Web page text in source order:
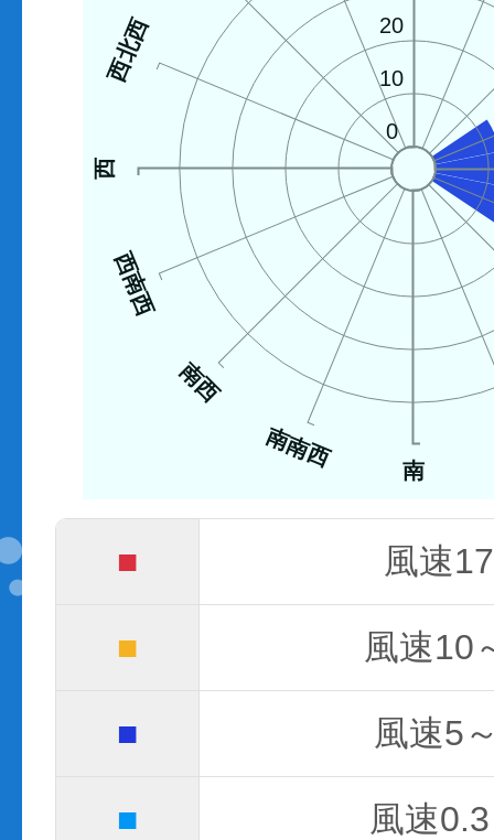
南
南南西
南西
西南西
西
西北西
0
10
20
■ 風速
■ 風速10
■ 風速5
■ 風速